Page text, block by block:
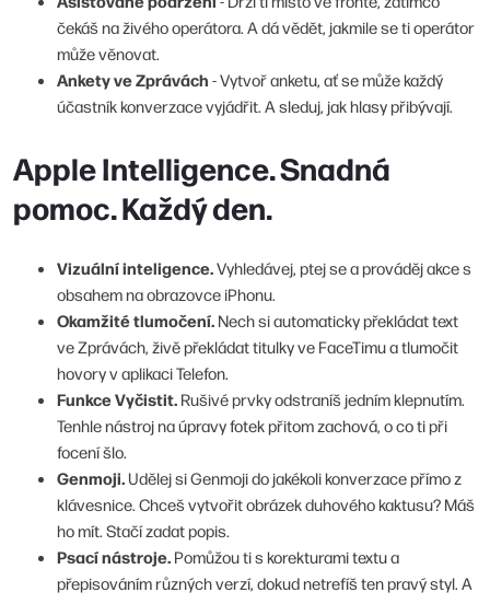
čekáš na živého operátora. A dá vědět, jakmile se ti operátor
může věnovat.
Ankety ve Zprávách - Vytvoř anketu, ať se může každý
účastník konverzace vyjádřit. A sleduj, jak hlasy přibývají.
Apple Intelligence. Snadná
pomoc. Každý den.
Vizuální inteligence.Vyhledávej, ptej se a prováděj akce s
obsahem na obrazovce iPhonu.
Okamžité tlumočení. Nech si automaticky překládat text
ve Zprávách, živě překládat titulky ve FaceTimu a tlumočit
hovory v aplikaci Telefon.
Funkce Vyčistit. Rušivé prvky odstraníš jedním klepnutím.
Tenhle nástroj na úpravy fotek přitom zachová, o co ti při
focení šlo.
Genmoji. Udělej si Genmoji do jakékoli konverzace přímo z
klávesnice. Chceš vytvořit obrázek duhového kaktusu? Máš
ho mít. Stačí zadat popis.
Psací nástroje. Pomůžou ti s korekturami textu a
přepisováním různých verzí, dokud netrefíš ten pravý styl. A